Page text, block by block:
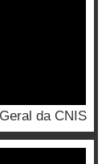
da CNIS